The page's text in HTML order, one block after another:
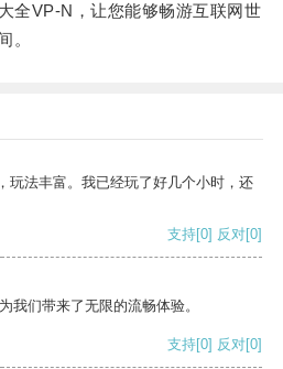
VP-N，让您能够畅游互联网世
。
玩法丰富。我已经玩了好几个小时，还
支持[0] 反对[0]
我们带来了无限的流畅体验。
支持[0] 反对[0]